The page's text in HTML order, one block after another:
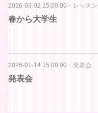
2026-03-02 15:00:00 ・ レッスン
春から大学生
2026-01-14 15:00:00 ・ 発表会
発表会